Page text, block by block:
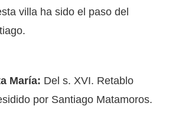
villa ha sido el paso del
María: Del s. XVI. Retablo
por Santiago Matamoros.